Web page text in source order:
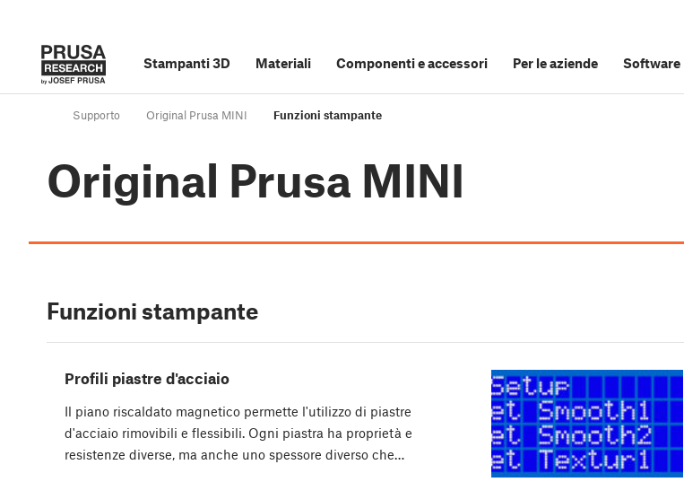
Stampanti 3D Materiali Componenti e accessori Per le aziende Software
Supporto Original Prusa MINI Funzioni stampante
Original Prusa MINI
Funzioni stampante
Profili piastre d'acciaio
Il piano riscaldato magnetico permette l'utilizzo di piastre
d'acciaio rimovibili e flessibili. Ogni piastra ha proprietà e
resistenze diverse, ma anche uno spessore diverso che…